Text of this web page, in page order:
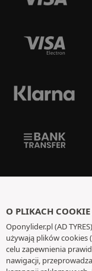
O PLIKACH
Oponylider.pl (AD
używają plików cookies
celu zapewnienia
nawigacji,